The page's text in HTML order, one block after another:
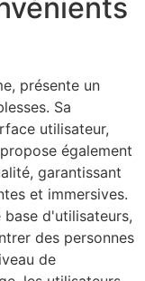
présente un
Sa
utilisateur,
également
garantissant
et immersives.
d'utilisateurs,
des personnes
de